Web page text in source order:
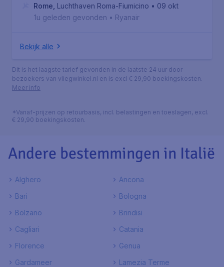
Rome Luchthaven Roma-Fiumicino • 09 okt
1u geleden gevonden • Ryanair
Bekijk alle
Dit is het laagste tarief gevonden in de laatste 24 uur door
bezoekers van vliegwinkel.nl en is excl € 29,90 boekingskosten.
Meer info
*Vanaf-prijzen op retourbasis, incl. belastingen en toeslagen, excl.
€ 29,90 boekingskosten.
Andere bestemmingen in Italië
Alghero
Ancona
Bari
Bologna
Bolzano
Brindisi
Cagliari
Catania
Florence
Genua
Gardameer
Lamezia Terme